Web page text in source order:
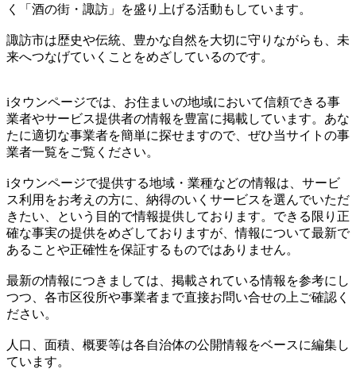
く「酒の街・諏訪」を盛り上げる活動もしています。
諏訪市は歴史や伝統、豊かな自然を大切に守りながらも、未
来へつなげていくことをめざしているのです。
iタウンページでは、お住まいの地域において信頼できる事
業者やサービス提供者の情報を豊富に掲載しています。あな
たに適切な事業者を簡単に探せますので、ぜひ当サイトの事
業者一覧をご覧ください。
iタウンページで提供する地域・業種などの情報は、サービ
ス利用をお考えの方に、納得のいくサービスを選んでいただ
きたい、という目的で情報提供しております。できる限り正
確な事実の提供をめざしておりますが、情報について最新で
あることや正確性を保証するものではありません。
最新の情報につきましては、掲載されている情報を参考にし
つつ、各市区役所や事業者まで直接お問い合せの上ご確認く
ださい。
人口、面積、概要等は各自治体の公開情報をベースに編集し
ています。